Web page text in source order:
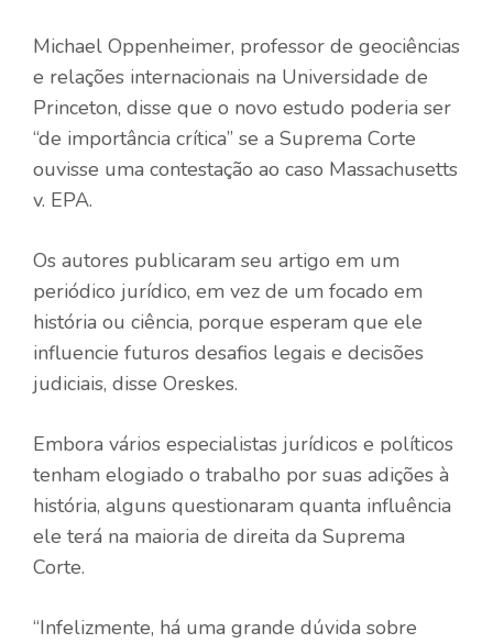
Michael Oppenheimer, professor de geociências
e relações internacionais na Universidade de
Princeton, disse que o novo estudo poderia ser
“de importância crítica” se a Suprema Corte
ouvisse uma contestação ao caso Massachusetts
v. EPA.
Os autores publicaram seu artigo em um
periódico jurídico, em vez de um focado em
história ou ciência, porque esperam que ele
influencie futuros desafios legais e decisões
judiciais, disse Oreskes.
Embora vários especialistas jurídicos e políticos
tenham elogiado o trabalho por suas adições à
história, alguns questionaram quanta influência
ele terá na maioria de direita da Suprema
Corte.
“Infelizmente, há uma grande dúvida sobre